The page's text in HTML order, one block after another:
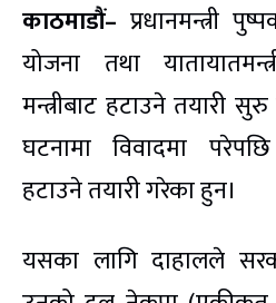
काठमाडौं– प्रधानमन्त्री
योजना तथा
मन्त्रीबाट हटाउने तयारी
घटनामा विवादमा
हटाउने तयारी गरेका हुन।
यसका लागि दाहालले